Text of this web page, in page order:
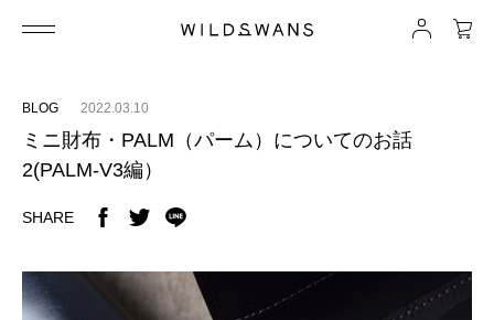
BLOG 2022.03.10
ミニ財布・PALM（パーム）についてのお話
2(PALM-V3編）
SHARE